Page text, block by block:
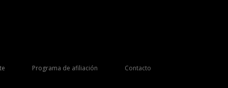
Programa de afiliación Contacto